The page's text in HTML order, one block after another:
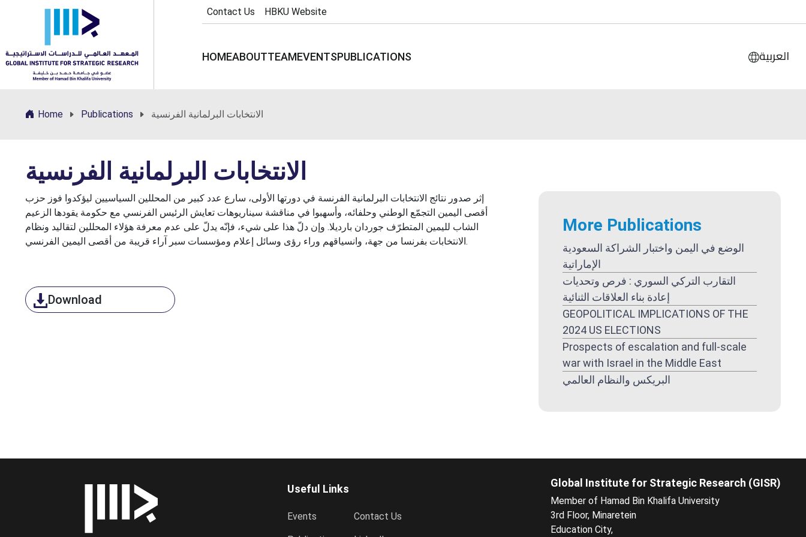
Contact Us HBKU Website
HOMEABOUTTEAMEVENTSPUBLICATIONS العربية
Home Publications الانتخابات البرلمانية الفرنسية
الانتخابات البرلمانية الفرنسية
إثر صدور نتائج الانتخابات البرلمانية الفرنسة في دورتها الأولى، سارع عدد كبير من المحللين السياسيين ليؤكدوا فوز حزب
أقصى اليمين التجمّع الوطني وحلفائه، وأسهبوا في مناقشة سيناريوهات تعايش الرئيس الفرنسي مع حكومة يقودها الزعيم
الشاب لليمين المتطرّف جوردان بارديلا. وإن دلّ هذا على شيء، فإنّه يدلّ على عدم معرفة هؤلاء المحللين لتقاليد ونظام
الانتخابات بفرنسا من جهة، وانسياقهم وراء رؤى وسائل إعلام ومؤسسات سبر آراء قريبة من أقصى اليمين الفرنسي.
Download
More Publications
الوضع في اليمن واختبار الشراكة السعودية
الإماراتية
التقارب التركي السوري : فرص وتحديات
إعادة بناء العلاقات الثنائية
GEOPOLITICAL IMPLICATIONS OF THE
2024 US ELECTIONS
Prospects of escalation and full-scale
war with Israel in the Middle East
البريكس والنظام العالمي
Useful Links
Events Contact Us
Global Institute for Strategic Research (GISR)
Member of Hamad Bin Khalifa University
3rd Floor, Minaretein
Education City,